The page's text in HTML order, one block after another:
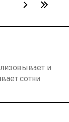
и
сотни